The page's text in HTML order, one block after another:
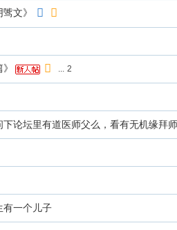
文》
... 2
下论坛里有道医师父么，看有无机缘拜
有一个儿子